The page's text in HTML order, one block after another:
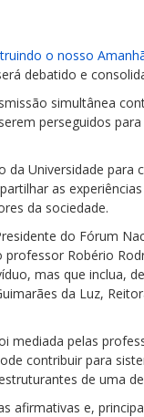
o nosso
debatido e
simultânea
perseguidos
Universidade para
as
da sociedade.
do Fórum
Robério
mas que inclua,
da Luz,
mediada pelas
contribuir para
de uma
afirmativas e,